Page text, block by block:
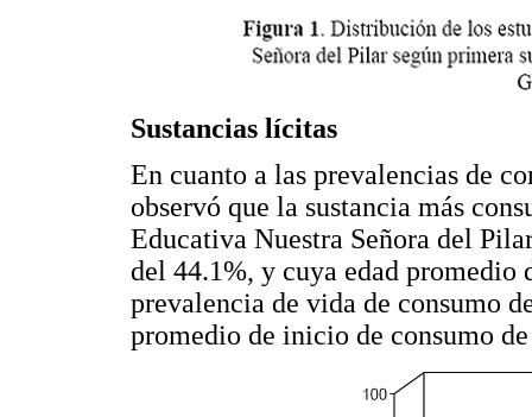
Sustancias lícitas
En cuanto a las prevalencias de
observó que la sustancia más
Educativa Nuestra Señora del
del 44.1%, y cuya edad promedio
prevalencia de vida de consumo
promedio de inicio de consumo